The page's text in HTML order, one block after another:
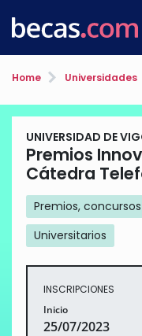
Home Universidades
UNIVERSIDAD DE
Premios
Cátedra
Premios,
Universitarios
INSCRIPCIONES
Inicio
25/07/2023